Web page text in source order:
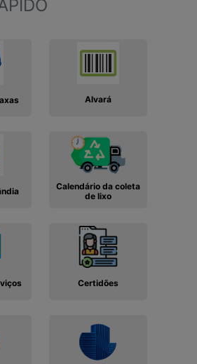
Alvará
Calendário da coleta
de lixo
Certidões